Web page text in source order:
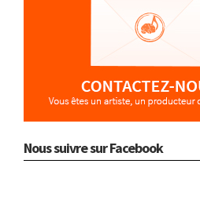
Nous suivre sur Facebook